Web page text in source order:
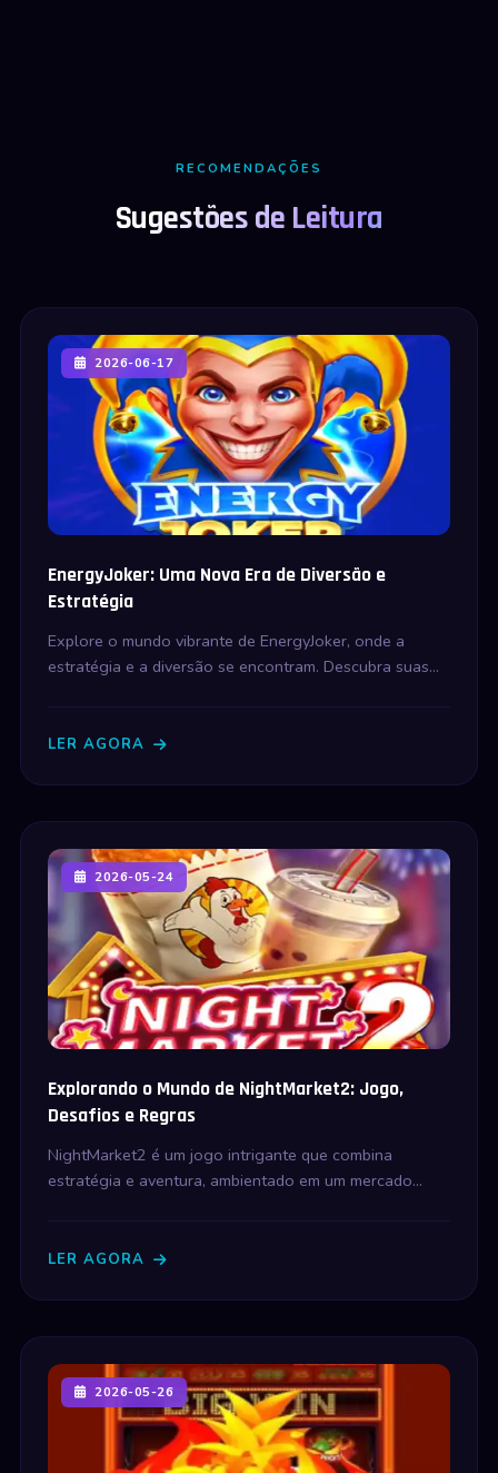
RECOMENDAÇÕES
Sugestões de Leitura
2026-06-17
EnergyJoker: Uma Nova Era de Diversão e
Estratégia
Explore o mundo vibrante de EnergyJoker, onde a
estratégia e a diversão se encontram. Descubra suas
LER AGORA
2026-05-24
Explorando o Mundo de NightMarket2: Jogo,
Desafios e Regras
NightMarket2 é um jogo intrigante que combina
estratégia e aventura, ambientado em um mercado
LER AGORA
2026-05-26